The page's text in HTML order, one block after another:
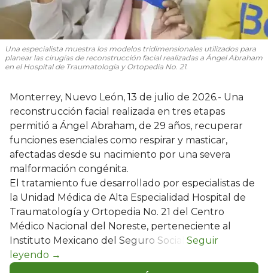
Una especialista muestra los modelos tridimensionales utilizados para
planear las cirugías de reconstrucción facial realizadas a Ángel Abraham
en el Hospital de Traumatología y Ortopedia No. 21.
Monterrey, Nuevo León, 13 de julio de 2026.- Una
reconstrucción facial realizada en tres etapas
permitió a Ángel Abraham, de 29 años, recuperar
funciones esenciales como respirar y masticar,
afectadas desde su nacimiento por una severa
malformación congénita.
El tratamiento fue desarrollado por especialistas de
la Unidad Médica de Alta Especialidad Hospital de
Traumatología y Ortopedia No. 21 del Centro
Médico Nacional del Noreste, perteneciente al
Instituto Mexicano del Seguro Social.